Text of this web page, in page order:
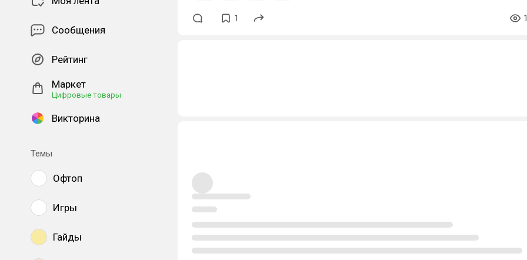
Сообщения
Рейтинг
Маркет
Цифровые товары
Викторина
Темы
Офтоп
Игры
Гайды
1